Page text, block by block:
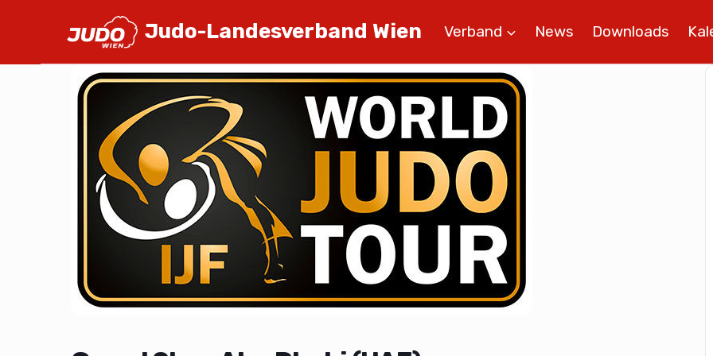
Judo-Landesverband Wien Verband News Downloads